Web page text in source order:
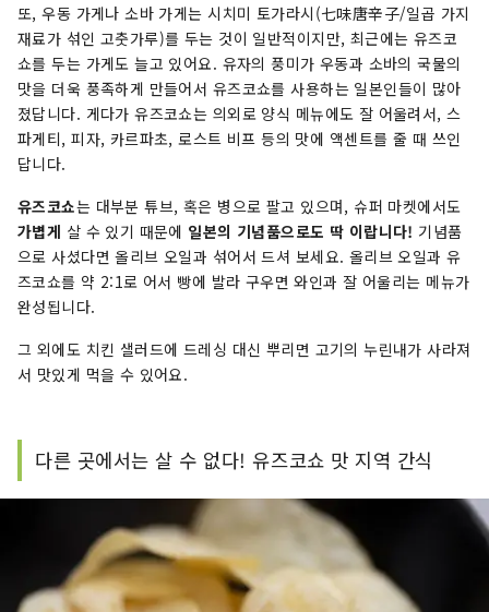
또, 우동 가게나 소바 가게는 시치미 토가라시(七味唐辛子/일곱 가지
재료가 섞인 고춧가루)를 두는 것이 일반적이지만, 최근에는 유즈코
쇼를 두는 가게도 늘고 있어요. 유자의 풍미가 우동과 소바의 국물의
맛을 더욱 풍족하게 만들어서 유즈코쇼를 사용하는 일본인들이 많아
졌답니다. 게다가 유즈코쇼는 의외로 양식 메뉴에도 잘 어울려서, 스
파게티, 피자, 카르파초, 로스트 비프 등의 맛에 액센트를 줄 때 쓰인
답니다.
유즈코쇼는 대부분 튜브, 혹은 병으로 팔고 있으며, 슈퍼 마켓에서도
가볍게 살 수 있기 때문에 일본의 기념품으로도 딱 이랍니다! 기념품
으로 사셨다면 올리브 오일과 섞어서 드셔 보세요. 올리브 오일과 유
즈코쇼를 약 2:1로 어서 빵에 발라 구우면 와인과 잘 어울리는 메뉴가
완성됩니다.
그 외에도 치킨 샐러드에 드레싱 대신 뿌리면 고기의 누린내가 사라져
서 맛있게 먹을 수 있어요.
다른 곳에서는 살 수 없다! 유즈코쇼 맛 지역 간식